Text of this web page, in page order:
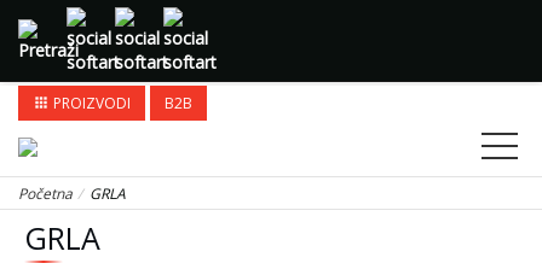
apps PROIZVODI B2B
Početna GRLA
GRLA